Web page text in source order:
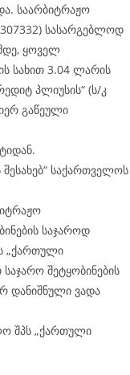
საარბიტრაჟო
სასარგებლოდ
ყოველ
სახით 3.04 ლარის
პლიუსის“ (ს/კ
გაწეული
საქართველოს
საჯაროდ
„ქართული
საჯარო შეტყობინების
დანიშნული ვადა
შპს „ქართული